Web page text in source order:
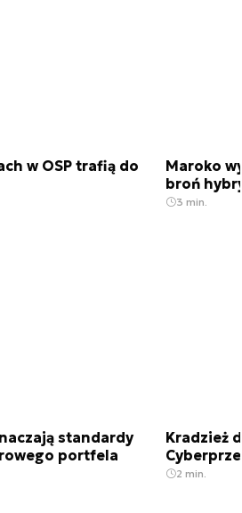
w OSP trafią do
Maroko
broń
3 min.
standardy
portfela
Kradzież
2 min.